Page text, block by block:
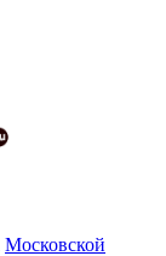
Московской